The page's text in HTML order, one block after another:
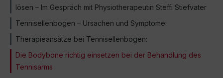
lösen – Im Gespräch mit Physiotherapeutin Steffi Stiefvater
Tennisellenbogen – Ursachen und Symptome:
Therapieansätze bei Tennisellenbogen:
Die Bodybone richtig einsetzen bei der Behandlung des
Tennisarms